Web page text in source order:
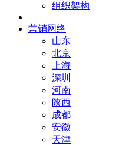
组织架构
|
营销网络
山东
北京
上海
深圳
河南
陕西
成都
安徽
天津